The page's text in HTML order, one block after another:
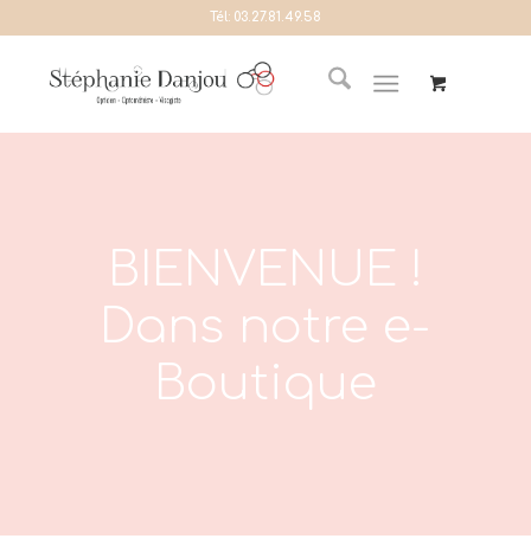
Tél: 03.27.81.49.58
BIENVENUE !
Dans notre e-
Boutique